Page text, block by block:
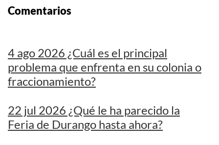
Comentarios
4 ago 2026 ¿Cuál es el principal
problema que enfrenta en su colonia o
fraccionamiento?
22 jul 2026 ¿Qué le ha parecido la
Feria de Durango hasta ahora?